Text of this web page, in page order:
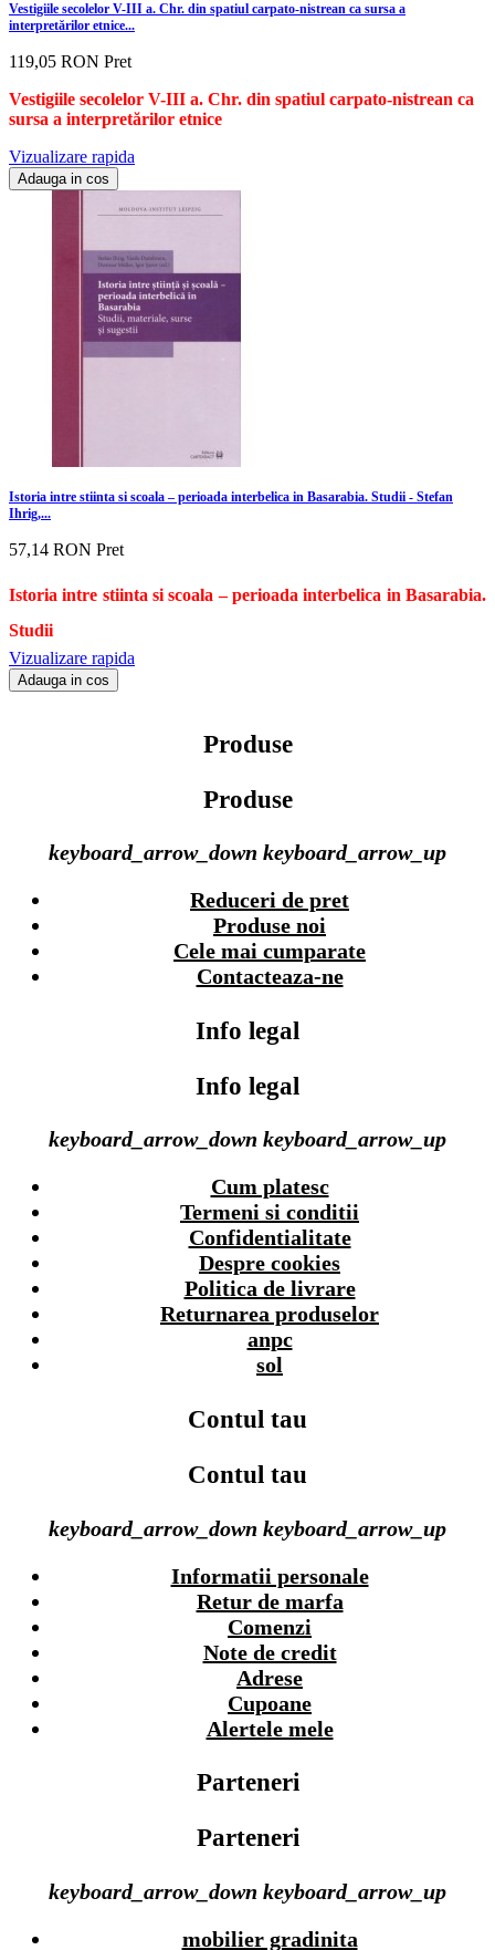
Vestigiile secolelor V-III a. Chr. din spatiul carpato-nistrean ca sursa a
interpretărilor etnice...
119,05 RON Pret
Vestigiile secolelor V-III a. Chr. din spatiul carpato-nistrean ca
sursa a interpretărilor etnice
Vizualizare rapida
Adauga in cos
Istoria intre stiinta si scoala – perioada interbelica in Basarabia. Studii - Stefan
Ihrig,...
57,14 RON Pret
Istoria intre stiinta si scoala – perioada interbelica in Basarabia.
Studii
Vizualizare rapida
Adauga in cos
Produse
Produse
keyboard_arrow_down keyboard_arrow_up
Reduceri de pret
Produse noi
Cele mai cumparate
Contacteaza-ne
Info legal
Info legal
keyboard_arrow_down keyboard_arrow_up
Cum platesc
Termeni si conditii
Confidentialitate
Despre cookies
Politica de livrare
Returnarea produselor
anpc
sol
Contul tau
Contul tau
keyboard_arrow_down keyboard_arrow_up
Informatii personale
Retur de marfa
Comenzi
Note de credit
Adrese
Cupoane
Alertele mele
Parteneri
Parteneri
keyboard_arrow_down keyboard_arrow_up
mobilier gradinita